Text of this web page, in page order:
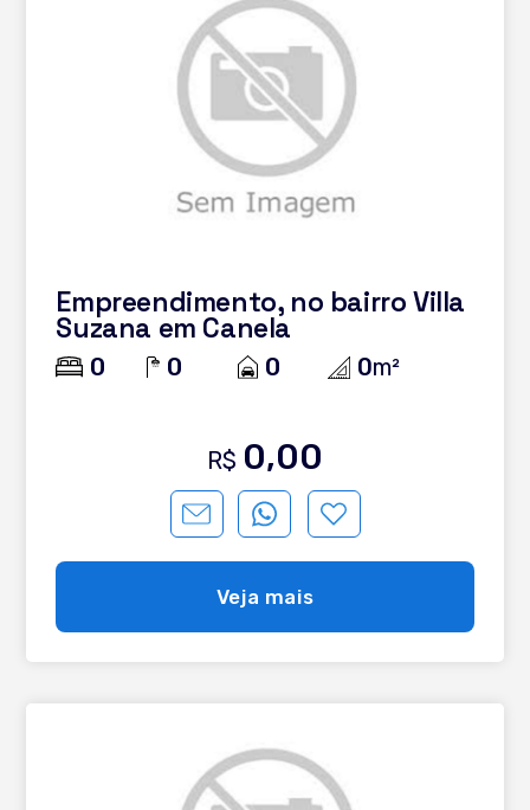
Empreendimento, no bairro Villa
Suzana em Canela
0 0 0 0m²
R$ 0,00
Veja mais